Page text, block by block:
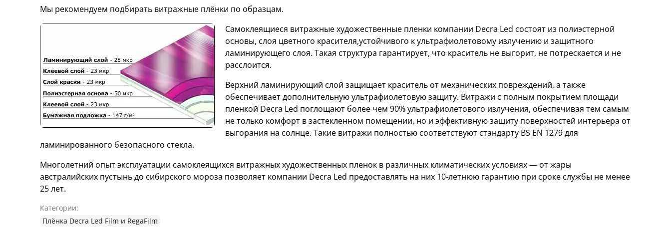
Мы рекомендуем подбирать витражные плёнки по образцам.
Самоклеящиеся витражные художественные пленки компании Decra Led состоят из полиэстерной
основы, слоя цветного красителя,устойчивого к ультрафиолетовому излучению и защитного
ламинирующего слоя. Такая структура гарантирует, что краситель не выгорит, не потрескается и не
расслоится.
Верхний ламинирующий слой защищает краситель от механических повреждений, а также
обеспечивает дополнительную ультрафиолетовую защиту. Витражи с полным покрытием площади
пленкой Decra Led поглощают более чем 90% ультрафиолетового излучения, обеспечивая тем самым
не только комфорт в застекленном помещении, но и эффективную защиту поверхностей интерьера от
выгорания на солнце. Такие витражи полностью соответствуют стандарту BS EN 1279 для
ламинированного безопасного стекла.
Многолетний опыт эксплуатации самоклеящихся витражных художественных пленок в различных климатических условиях — от жары
австралийских пустынь до сибирского мороза позволяет компании Decra Led предоставлять на них 10-летнюю гарантию при сроке службы не менее
25 лет.
Категории:
Плёнка Decra Led Film и RegaFilm